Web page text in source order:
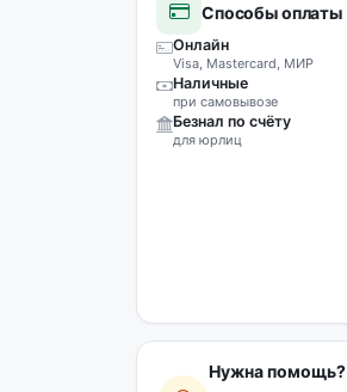
Способы оплаты
Онлайн
Visa, Mastercard, МИР
Наличные
при самовывозе
Безнал по счёту
для юрлиц
Нужна помощь?